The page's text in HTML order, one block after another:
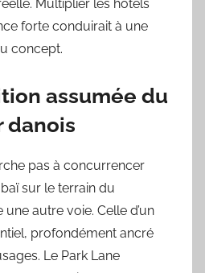
Multiplier les hôtels
forte conduirait à une
concept.
assumée du
danois
pas à concurrencer
sur le terrain du
autre voie. Celle d’un
profondément ancré
Le Park Lane